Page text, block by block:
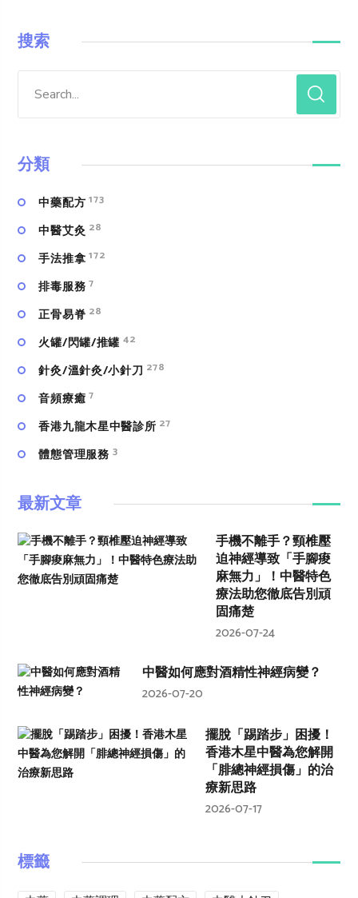
搜索
分類
中藥配方 173
中醫艾灸 28
手法推拿 172
排毒服務 7
正骨易脊 28
火罐/閃罐/推罐 42
針灸/溫針灸/小針刀 278
⾳頻療癒 7
香港九龍木星中醫診所 27
體態管理服務 3
最新文章
手機不離手？頸椎壓
迫神經導致「手腳痠
麻無力」！中醫特色
療法助您徹底告別頑
固痛楚
2026-07-24
中醫如何應對酒精性神經病變？
2026-07-20
擺脫「踢踏步」困擾！
香港木星中醫為您解開
「腓總神經損傷」的治
療新思路
2026-07-17
標籤